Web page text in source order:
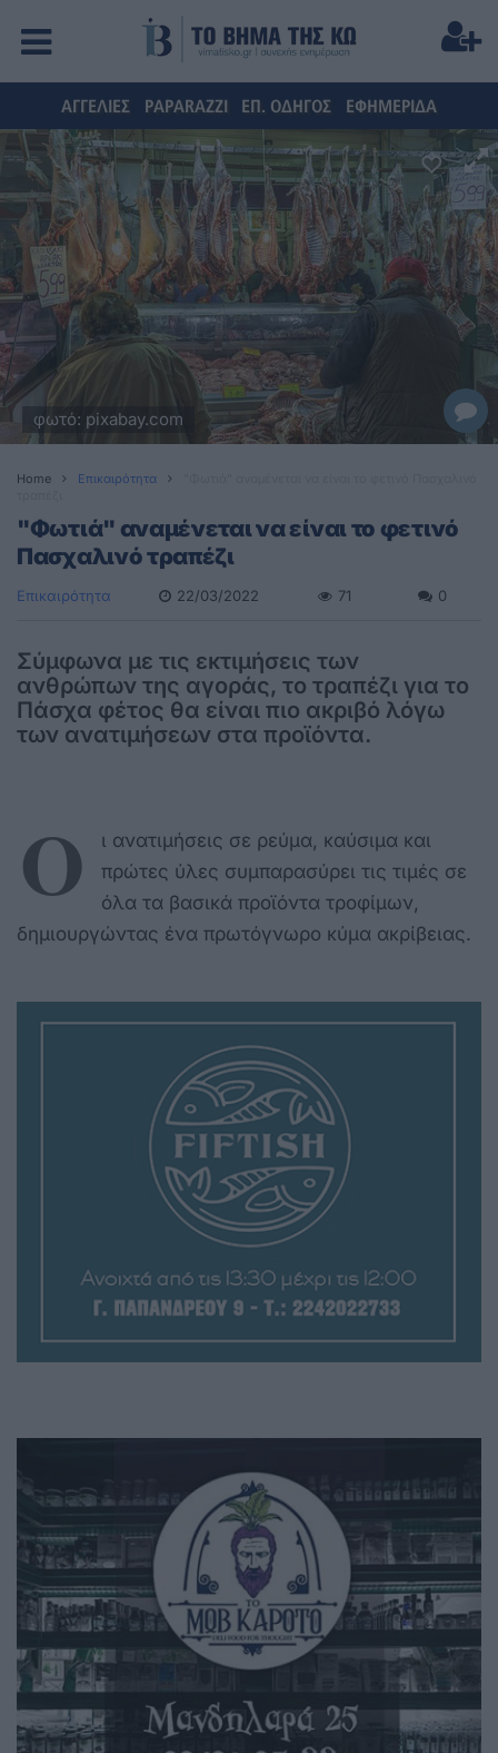
ΑΓΓΕΛΙΕΣ PAPARAZZI ΕΠ. ΟΔΗΓΟΣ ΕΦΗΜΕΡΙΔΑ
φωτό: pixabay.com
Home Επικαιρότητα
"Φωτιά" αναμένεται να είναι το φετινό
Πασχαλινό τραπέζι
Επικαιρότητα 22/03/2022 71 0
Σύμφωνα με τις εκτιμήσεις των
ανθρώπων της αγοράς, το τραπέζι για το
Πάσχα φέτος θα είναι πιο ακριβό λόγω
των ανατιμήσεων στα προϊόντα.
Ο
ι ανατιμήσεις σε ρεύμα, καύσιμα και
πρώτες ύλες συμπαρασύρει τις τιμές σε
όλα τα βασικά προϊόντα τροφίμων,
δημιουργώντας ένα πρωτόγνωρο κύμα ακρίβειας.